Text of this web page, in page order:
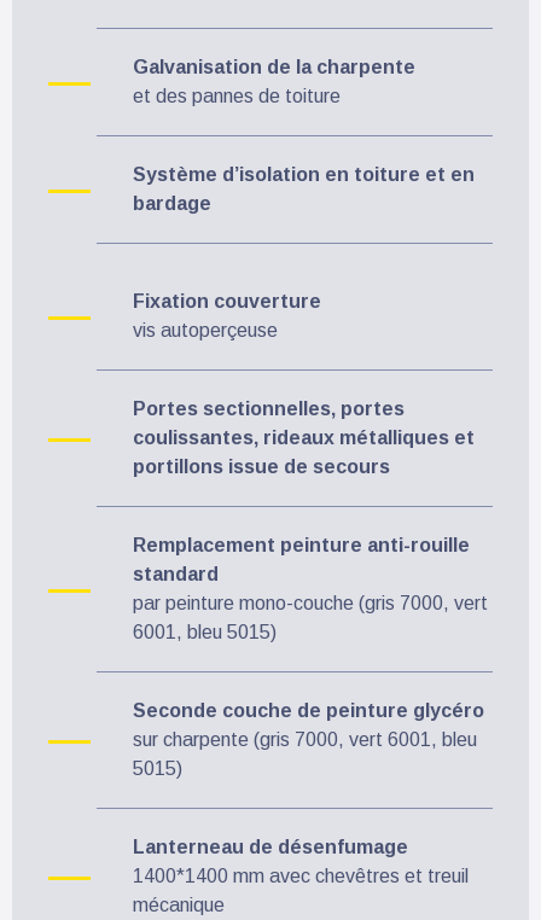
Galvanisation de la charpente
et des pannes de toiture
Système d’isolation en toiture et en
bardage
Fixation couverture
vis autoperçeuse
Portes sectionnelles, portes
coulissantes, rideaux métalliques et
portillons issue de secours
Remplacement peinture anti-rouille
standard
par peinture mono-couche (gris 7000, vert
6001, bleu 5015)
Seconde couche de peinture glycéro
sur charpente (gris 7000, vert 6001, bleu
5015)
Lanterneau de désenfumage
1400*1400 mm avec chevêtres et treuil
mécanique